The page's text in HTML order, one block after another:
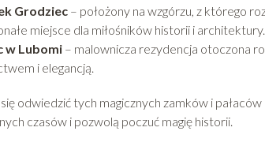
Grodziec – położony na wzgórzu, z którego
miejsce dla miłośników historii i architektury.
w Lubomi – malownicza rezydencja otoczona
i elegancją.
odwiedzić tych magicznych zamków i
czasów i pozwolą poczuć magię historii.